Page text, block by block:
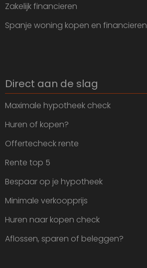
Zakelijk financieren
Spanje woning kopen en financieren
Direct aan de slag
Maximale hypotheek check
Huren of kopen?
Offertecheck rente
Rente top 5
Bespaar op je hypotheek
Minimale verkoopprijs
Huren naar kopen check
Aflossen, sparen of beleggen?